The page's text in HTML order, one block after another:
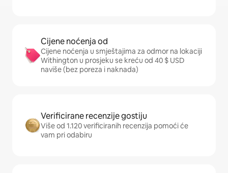
Cijene noćenja od
Cijene noćenja u smještajima za odmor na lokaciji
Withington u prosjeku se kreću od 40 $ USD
naviše (bez poreza i naknada)
Verificirane recenzije gostiju
Više od 1.120 verificiranih recenzija pomoći će
vam pri odabiru